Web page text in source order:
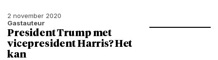
2 november 2020
Gastauteur
President Trump met
vicepresident Harris? Het
kan